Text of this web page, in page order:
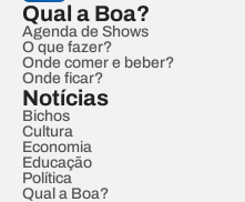
Qual a Boa?
Agenda de Shows
O que fazer?
Onde comer e beber?
Onde ficar?
Notícias
Bichos
Cultura
Economia
Educação
Política
Qual a Boa?